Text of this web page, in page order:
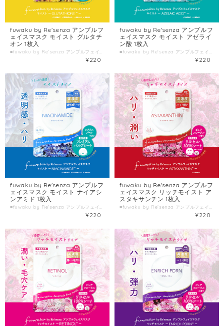
fuwaku by Re'senza アンプルフ
ェイスマスク モイスト グルタチ
オン 1枚入
¥220
fuwaku by Re'senza アンプルフ
ェイスマスク モイスト アゼライ
ン酸 1枚入
¥220
fuwaku by Re'senza アンプルフ
ェイスマスク モイスト ナイアシ
ンアミド 1枚入
¥220
fuwaku by Re'senza アンプルフ
ェイスマスク リッチモイスト ア
スタキサンチン 1枚入
¥220